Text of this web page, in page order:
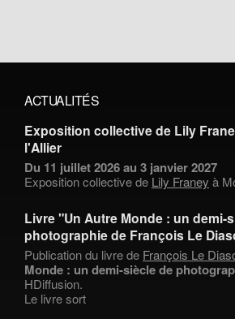
ACTUALITÉS
Exposition collective de Lily
l'Allier
Du 11 juillet 2026 au 3 janvier 2027
Exposition collective de Lily Franey à
Livre "Un Autre Monde : un demi-
photographie de François Le
Publication du livre de François Le
Monde : un demi-siècle de
HDiffusion.
Le livre sort